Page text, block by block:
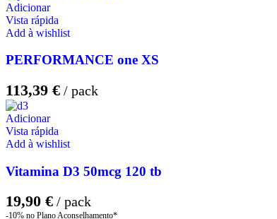
Adicionar
Vista rápida
Add à wishlist
PERFORMANCE one XS
113,39 €
Adicionar
Vista rápida
Add à wishlist
Vitamina D3 50mcg 120 tb
19,90 €